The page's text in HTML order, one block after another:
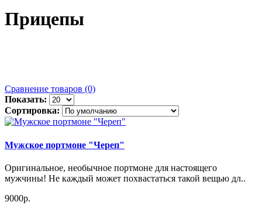
Прицепы
Сравнение товаров (0)
Показать:
Сортировка:
Мужское портмоне "Череп"
Оригинальное, необычное портмоне для настоящего
мужчины! Не каждый может похвастаться такой вещью дл..
9000р.